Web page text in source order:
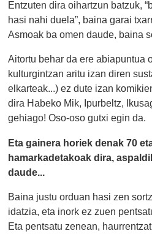
Entzuten dira oihartzun batzuk,
hasi nahi duela”, baina garai
Asmoak ba omen daude, baina
Aitortu behar da ere abiapuntua
kulturgintzan aritu izan diren
elkarteak...) ez dute izan
dira Habeko Mik, Ipurbeltz,
gehiago! Oso-oso gutxi egin da.
Eta gainera horiek denak 70
hamarkadetakoak dira,
daude...
Baina justu orduan hasi zen
idatzia, eta inork ez zuen
Eta pentsatu zenean,